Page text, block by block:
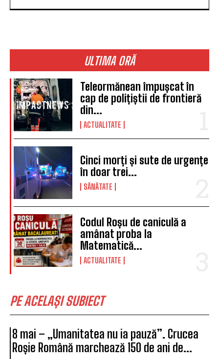
ULTIMA ORĂ
Teleormănean împușcat în
cap de polițiștii de frontieră
din...
ACTUALITATE
Cinci morți și sute de urgențe
în doar trei...
SĂNĂTATE
Codul Roșu de caniculă a
amânat proba la
Matematică...
ACTUALITATE
PE ACELAȘI SUBIECT
8 mai – „Umanitatea nu ia pauză”. Crucea
Roșie Română marchează 150 de ani de...